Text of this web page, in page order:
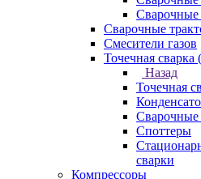
Сварочные
Сварочные
Смесители газов
Точечная сварка
Назад
Точечная
Споттеры
сварки
Компрессоры